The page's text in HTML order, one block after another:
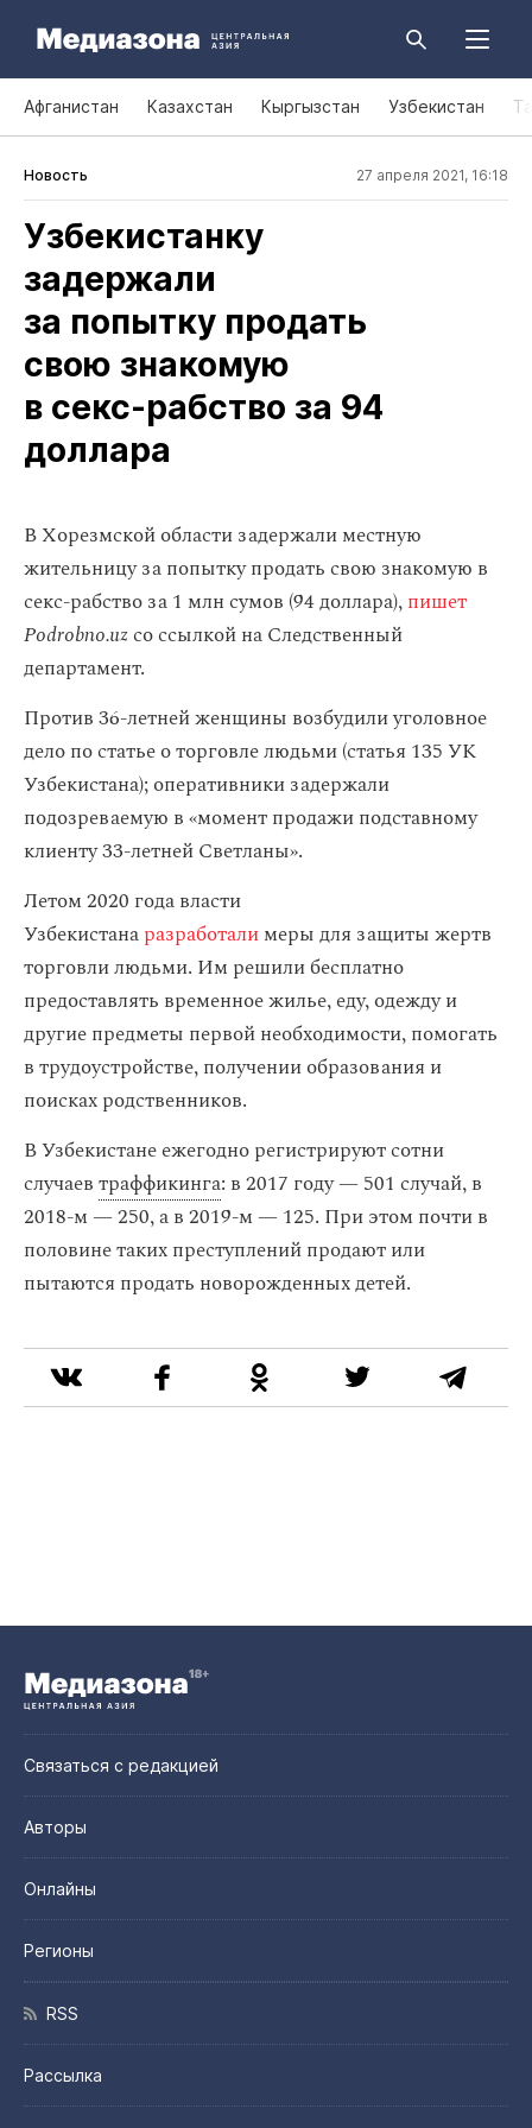
Афганистан Казахстан Кыргызстан Узбекистан
Новость 27 апреля 2021, 16:18
Узбекистанку
задержали
за попытку продать
свою знакомую
в секс‑рабство за 94
доллара
В Хорезмской области задержали местную
жительницу за попытку продать свою знакомую в
секс-рабство за 1 млн сумов (94 доллара),пишет
Podrobno.uzсо ссылкой на Следственный
департамент.
Против 36-летней женщины возбудили уголовное
дело по статье о торговле людьми (статья 135 УК
Узбекистана); оперативники задержали
подозреваемую в «момент продажи подставному
клиенту 33-летней Светланы».
Летом 2020 года власти
Узбекистанаразработалимеры для защиты жертв
торговли людьми. Им решили бесплатно
предоставлять временное жилье, еду, одежду и
другие предметы первой необходимости, помогать
в трудоустройстве, получении образования и
поисках родственников.
В Узбекистане ежегодно регистрируют сотни
случаевтраффикинга: в 2017 году — 501 случай, в
2018-м — 250, а в 2019-м — 125. При этом почти в
половине таких преступлений продают или
пытаются продать новорожденных детей.
Связаться с редакцией
Авторы
Онлайны
Регионы
RSS
Рассылка